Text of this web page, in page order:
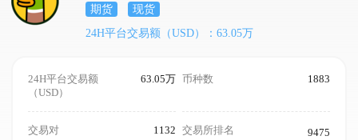
期货
现货
24H平台交易额（USD）：63.05万
24H平台交易额
（USD）
63.05万 币种数 1883
交易对 1132 交易所排名 9475